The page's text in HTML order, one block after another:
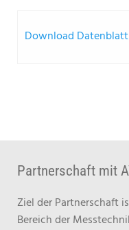
Partnerschaft mit
Ziel der Partnerschaft
Bereich der
Download